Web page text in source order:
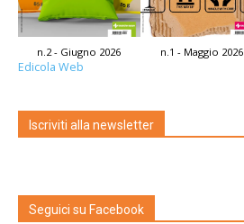
n.2 - Giugno 2026 n.1 - Maggio 2026
Edicola Web
Iscriviti alla newsletter
Seguici su Facebook